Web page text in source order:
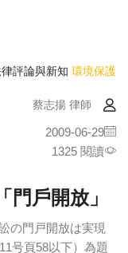
評論與新知 環境保護
蔡志揚 律師
2009-06-29
1325 閱讀
戶開放」
の門戸開放は実現
号頁58以下）為題